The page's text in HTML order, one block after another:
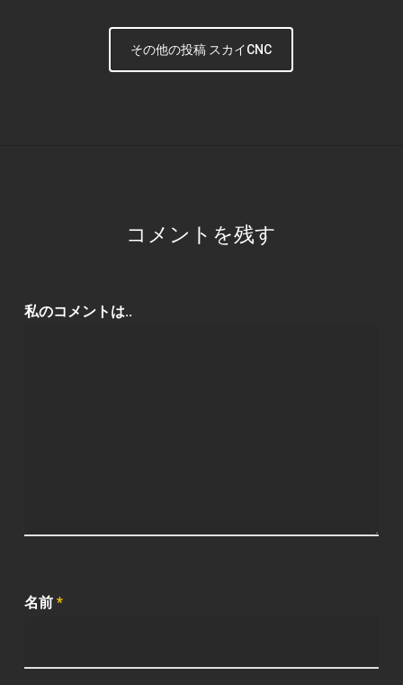
その他の投稿 スカイCNC
コメントを残す
私のコメントは..
名前 *